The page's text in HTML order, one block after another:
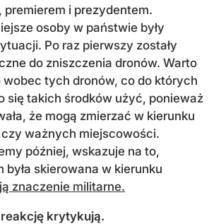
premierem i prezydentem.
osoby w państwie były
Po raz pierwszy zostały
do zniszczenia dronów. Warto
tych dronów, co do których
się takich środków użyć, ponieważ
że mogą zmierzać w kierunku
ważnych miejscowości.
później, wskazuje na to,
była skierowana w kierunku
znaczenie militarne.
krytykują.